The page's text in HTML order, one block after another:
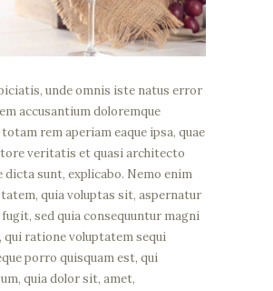
unde omnis iste natus error
accusantium doloremque
rem aperiam eaque ipsa, quae
veritatis et quasi architecto
dicta sunt, explicabo. Nemo enim
quia voluptas sit, aspernatur
sed quia consequuntur magni
qui ratione voluptatem sequi
porro quisquam est, qui
quia dolor sit, amet,